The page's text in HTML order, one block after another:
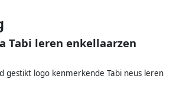
Tabi leren enkellaarzen
gestikt logo kenmerkende Tabi neus leren